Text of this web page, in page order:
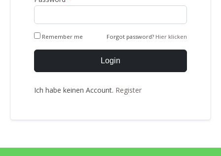
Remember me Forgot password? Hier klicken
Login
Ich habe keinen Account. Register